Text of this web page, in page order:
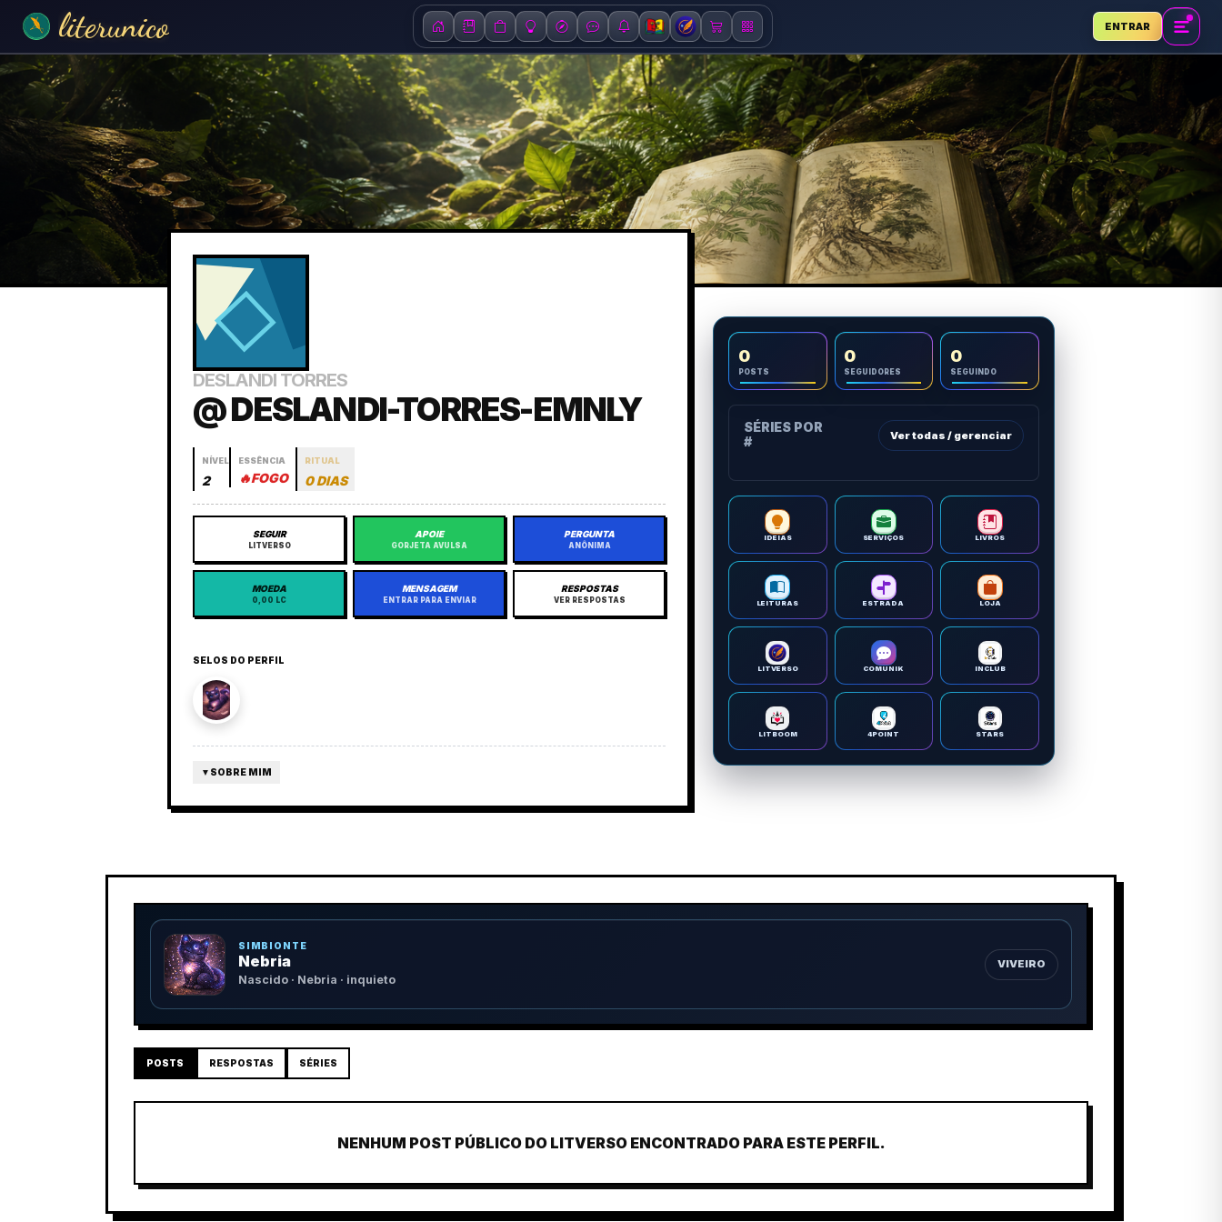
literunico ENTRAR
DESLANDI TORRES
@ DESLANDI-TORRES-EMNLY
NÍVEL
2
ESSÊNCIA
🔥FOGO
RITUAL
0 DIAS
SEGUIR
LITVERSO
APOIE
GORJETA AVULSA
PERGUNTA
ANÔNIMA
MOEDA
0,00 LC
MENSAGEM
ENTRAR PARA ENVIAR
RESPOSTAS
VER RESPOSTAS
SELOS DO PERFIL
▼ SOBRE MIM
0
POSTS
0
SEGUIDORES
0
SEGUINDO
SÉRIES POR
#
Ver todas / gerenciar
IDEIAS SERVIÇOS LIVROS
LEITURAS ESTRADA LOJA
LITVERSO COMUNIK INCLUB
LITBOOM 4POINT STARS
SIMBIONTE
Nebria
Nascido · Nebria · inquieto
VIVEIRO
POSTS RESPOSTAS SÉRIES
NENHUM POST PÚBLICO DO LITVERSO ENCONTRADO PARA ESTE PERFIL.